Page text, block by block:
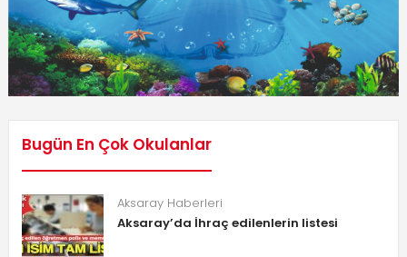
Bugün En Çok Okulanlar
Aksaray Haberleri
Aksaray’da İhraç edilenlerin listesi